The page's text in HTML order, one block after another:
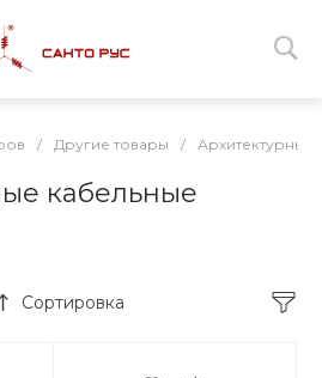
/ Другие товары /
кабельные
Сортировка